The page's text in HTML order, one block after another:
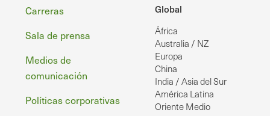
Global
África
Australia / NZ
Europa
China
India / Asia del Sur
América Latina
Oriente Medio
Pie
de
página
Carreras
Sala de prensa
Medios de
comunicación
Políticas corporativas